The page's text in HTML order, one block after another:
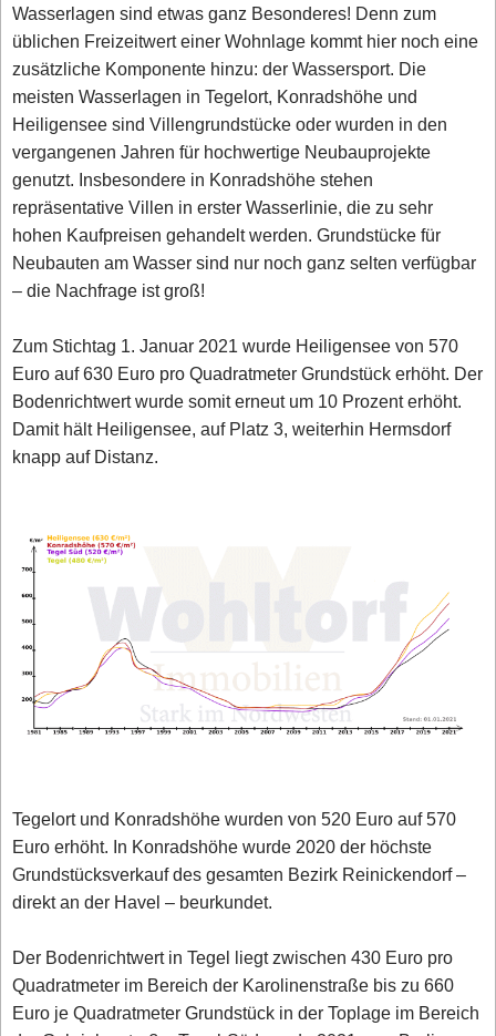
Wasserlagen sind etwas ganz Besonderes! Denn zum
üblichen Freizeitwert einer Wohnlage kommt hier noch eine
zusätzliche Komponente hinzu: der Wassersport. Die
meisten Wasserlagen in Tegelort, Konradshöhe und
Heiligensee sind Villengrundstücke oder wurden in den
vergangenen Jahren für hochwertige Neubauprojekte
genutzt. Insbesondere in Konradshöhe stehen
repräsentative Villen in erster Wasserlinie, die zu sehr
hohen Kaufpreisen gehandelt werden. Grundstücke für
Neubauten am Wasser sind nur noch ganz selten verfügbar
– die Nachfrage ist groß!
Zum Stichtag 1. Januar 2021 wurde Heiligensee von 570
Euro auf 630 Euro pro Quadratmeter Grundstück erhöht. Der
Bodenrichtwert wurde somit erneut um 10 Prozent erhöht.
Damit hält Heiligensee, auf Platz 3, weiterhin Hermsdorf
knapp auf Distanz.
Tegelort und Konradshöhe wurden von 520 Euro auf 570
Euro erhöht. In Konradshöhe wurde 2020 der höchste
Grundstücksverkauf des gesamten Bezirk Reinickendorf –
direkt an der Havel – beurkundet.
Der Bodenrichtwert in Tegel liegt zwischen 430 Euro pro
Quadratmeter im Bereich der Karolinenstraße bis zu 660
Euro je Quadratmeter Grundstück in der Toplage im Bereich